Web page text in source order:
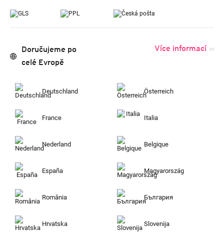
Doručujeme po
celé Evropě
Více informací
Deutschland Österreich
France Italia
Nederland Belgique
España Magyarország
România България
Hrvatska Slovenija